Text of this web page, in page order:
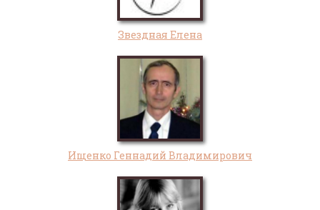
Звездная Елена
Ищенко Геннадий Владимирович